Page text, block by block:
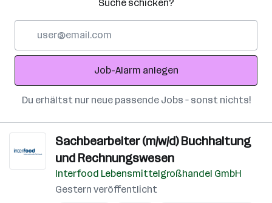
Suche schicken?
Adresse
Job-Alarm anlegen
Du erhältst nur neue passende Jobs – sonst nichts!
Sachbearbeiter (m/w/d) Buchhaltung
und Rechnungswesen
Interfood Lebensmittelgroßhandel GmbH
Gestern veröffentlicht